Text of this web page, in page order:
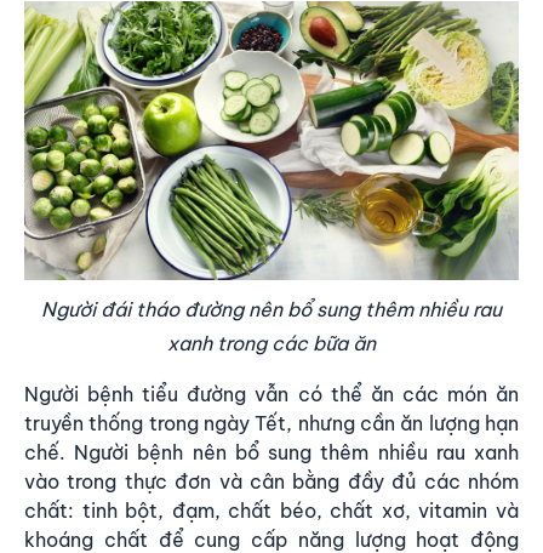
Người đái tháo đường nên bổ sung thêm nhiều rau
xanh trong các bữa ăn
Người bệnh tiểu đường vẫn có thể ăn các món ăn
truyền thống trong ngày Tết, nhưng cần ăn lượng hạn
chế. Người bệnh nên bổ sung thêm nhiều rau xanh
vào trong thực đơn và cân bằng đầy đủ các nhóm
chất: tinh bột, đạm, chất béo, chất xơ, vitamin và
khoáng chất để cung cấp năng lượng hoạt động